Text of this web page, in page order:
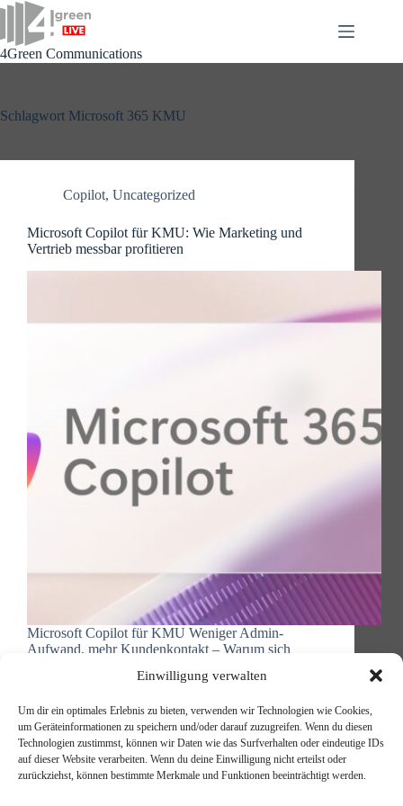
Einwilligung verwalten
Um dir ein optimales Erlebnis zu bieten, verwenden wir Technologien wie Cookies,
um Geräteinformationen zu speichern und/oder darauf zuzugreifen. Wenn du diesen
Technologien zustimmst, können wir Daten wie das Surfverhalten oder eindeutige IDs
auf dieser Website verarbeiten. Wenn du deine Einwilligung nicht erteilst oder
zurückziehst, können bestimmte Merkmale und Funktionen beeinträchtigt werden.
Zum
Inhalt
springen
4Green Communications
Schlagwort Microsoft 365 KMU
Copilot, Uncategorized
Microsoft Copilot für KMU: Wie Marketing und
Vertrieb messbar profitieren
Microsoft Copilot für KMU Weniger Admin-
Aufwand, mehr Kundenkontakt – Warum sich
Unternehmen lohnt Seien wir ehrlich: Als
mittelständischen Unternehmens haben Sie in den
letzten Monaten vermutlich mehr über KI gehört,
als…
Michael Reischer
14. Oktober 2025